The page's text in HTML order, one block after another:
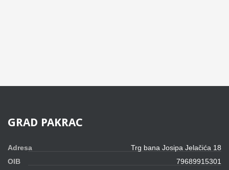
GRAD PAKRAC
Adresa
Trg bana Josipa Jelačića 18
OIB
79689915301